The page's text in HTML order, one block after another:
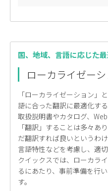
国、地域、言語に応じた
ローカライゼー
「ローカライゼーション」
語に合った翻訳に最適化する
取扱説明書やカタログ、
「翻訳」することは多々あ
だ翻訳すれば良いというわ
言語特性などを考慮し、適
クイックスでは、ローカラ
るにあたり、事前準備を行
す。